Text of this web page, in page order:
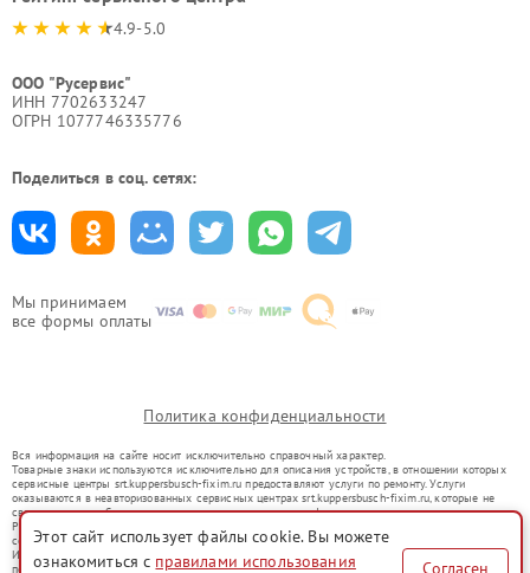
Мы принимаем
все формы оплаты
4.9-5.0
ООО "Русервис"
ИНН 7702633247
ОГРН 1077746335776
Поделиться в соц. сетях:
Политика конфиденциальности
Вся информация на сайте носит исключительно справочный характер.
Товарные знаки используются исключительно для описания устройств, в отношении которых
сервисные центры srt.kuppersbusch-fixim.ru предоставляют услуги по ремонту. Услуги
оказываются в неавторизованных сервисных центрах srt.kuppersbusch-fixim.ru, которые не
связаны с правообладателями товарных знаков или их официальными представителями.
Ремонт осуществляется для устройств, уже введенных в гражданский оборот в соответствии
со статьей 1487 ГК РФ.
Использование товарных знаков не преследует цели индивидуализации услуг или введения
потребителей в заблуждение, а служит для информирования о предоставляемых услугах по
Этот сайт использует файлы cookie. Вы можете
ознакомиться с правилами использования Согласен